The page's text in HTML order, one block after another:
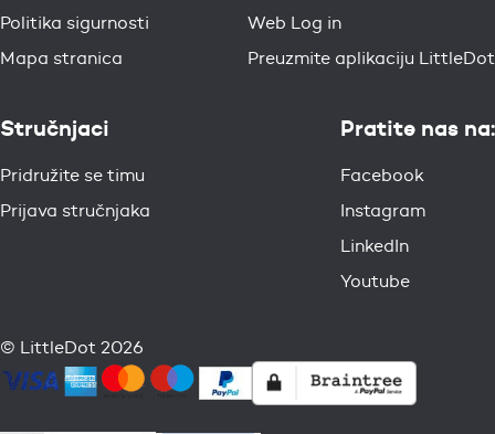
Politika sigurnosti
Mapa stranica
Web Log in
Preuzmite aplikaciju LittleDot
Stručnjaci
Pridružite se timu
Prijava stručnjaka
Pratite nas na:
Facebook
Instagram
LinkedIn
Youtube
© LittleDot 2026